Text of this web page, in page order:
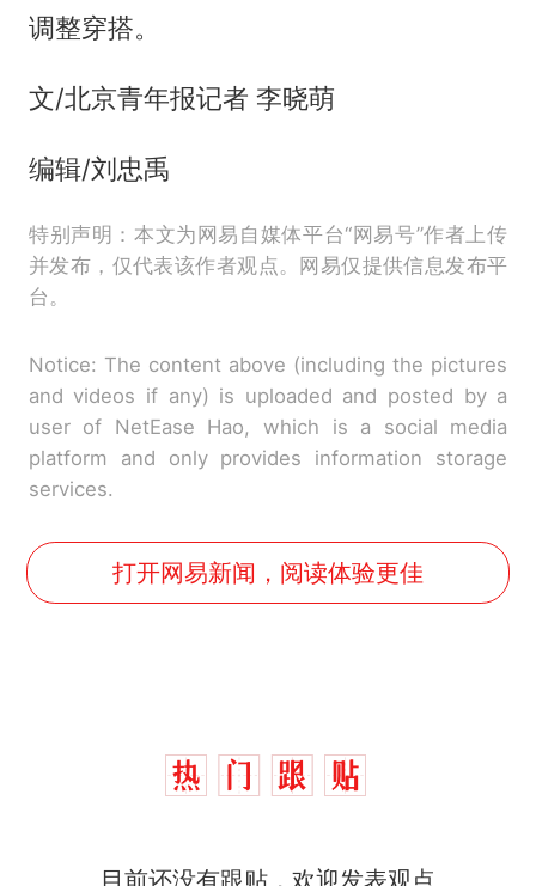
调整穿搭。
文/北京青年报记者 李晓萌
编辑/刘忠禹
特别声明：本文为网易自媒体平台“网易号”作者上传
并发布，仅代表该作者观点。网易仅提供信息发布平
台。
Notice: The content above (including the pictures
and videos if any) is uploaded and posted by a
user of NetEase Hao, which is a social media
platform and only provides information storage
services.
打开网易新闻，阅读体验更佳
目前还没有跟贴，欢迎发表观点
热
西班牙飞地休达边境，摩洛
洛哥涌入西班牙